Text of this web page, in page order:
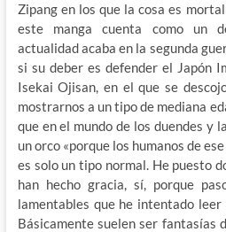
Zipang en los que la cosa es
este manga cuenta como un
actualidad acaba en la segunda
si su deber es defender el Japón
Isekai Ojisan, en el que se
mostrarnos a un tipo de mediana
que en el mundo de los duendes y
un orco «porque los humanos de
es solo un tipo normal. He puesto
han hecho gracia, sí, porque
lamentables que he intentado
Básicamente suelen ser fantasías